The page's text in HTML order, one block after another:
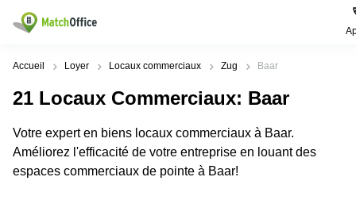
Rechercher / publier
Pages
produits
Bureau
Villes
Location
bureau
Zurich
Recherches
Voie du
Chariot 3
Lausanne
Aide
Qui sommes-nous?
Accueil Loyer Locaux commerciaux Zug Baar
21 Locaux Commerciaux: Baar
Votre expert en biens locaux commerciaux à Baar.
Améliorez l'efficacité de votre entreprise en louant des
espaces commerciaux de pointe à Baar!